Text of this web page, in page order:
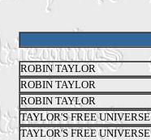
ROBIN TAYLOR
ROBIN TAYLOR
ROBIN TAYLOR
TAYLOR'S FREE UNIVERSE
TAYLOR'S FREE UNIVERSE